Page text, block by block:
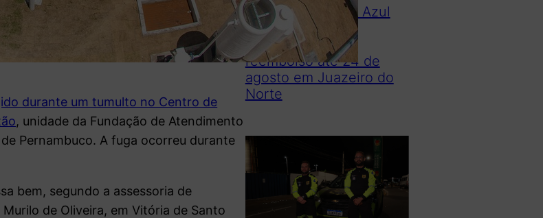
durante um tumulto no Centro de
, unidade da Fundação de Atendimento
Pernambuco. A fuga ocorreu durante
bem, segundo a assessoria de
de Oliveira, em Vitória de Santo
Usuários da Zona Azul
podem solicitar
atendimento e
reembolso até 24 de
agosto em Juazeiro do
Norte